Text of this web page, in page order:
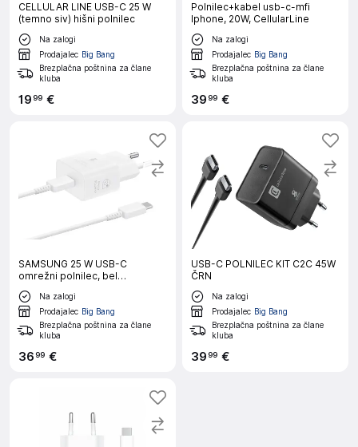
CELLULAR LINE USB-C 25 W
(temno siv) hišni polnilec
Na zalogi
Prodajalec Big Bang
Brezplačna poštnina za člane
kluba
1999 €
Polnilec+kabel usb-c-mfi
Iphone, 20W, CellularLine
Na zalogi
Prodajalec Big Bang
Brezplačna poštnina za člane
kluba
3999 €
SAMSUNG 25 W USB-C
omrežni polnilec, bel
(adapter+kabel)
Na zalogi
Prodajalec Big Bang
Brezplačna poštnina za člane
kluba
3699 €
USB-C POLNILEC KIT C2C 45W
ČRN
Na zalogi
Prodajalec Big Bang
Brezplačna poštnina za člane
kluba
3999 €